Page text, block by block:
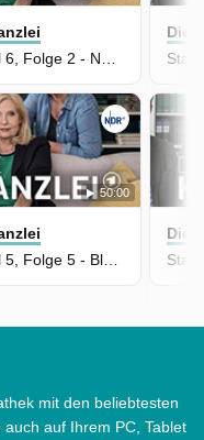
Staffel 6, Folge 2 - Nackte Tatsachen
50:00
Staffel 5, Folge 5 - Blutlinien
Die
Die
mit den beliebtesten
auf Ihrem PC, Tablet